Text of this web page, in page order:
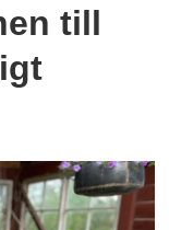
till